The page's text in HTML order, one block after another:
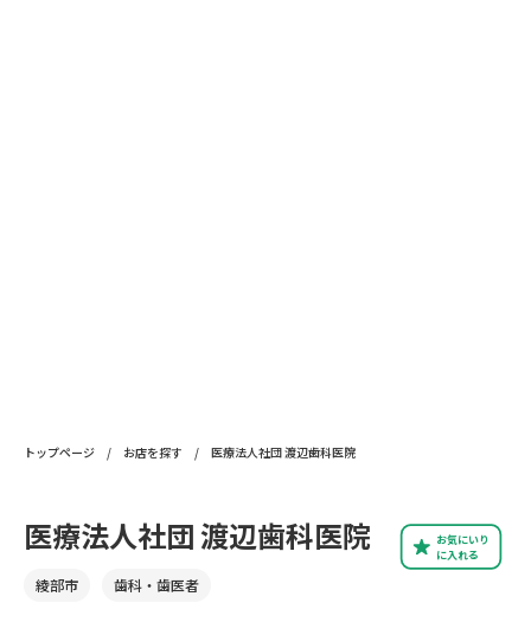
トップページ / お店を探す / 医療法人社団 渡辺歯科医院
お気にいり
に入れる
医療法人社団 渡辺歯科医院
綾部市 歯科・歯医者